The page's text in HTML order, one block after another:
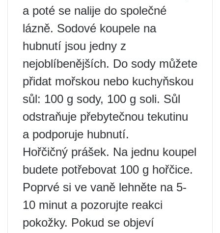
a poté se nalije do společné
lázně. Sodové koupele na
hubnutí jsou jedny z
nejoblíbenějších. Do sody můžete
přidat mořskou nebo kuchyňskou
sůl: 100 g sody, 100 g soli. Sůl
odstraňuje přebytečnou tekutinu
a podporuje hubnutí.
Hořčičný prášek. Na jednu koupel
budete potřebovat 100 g hořčice.
Poprvé si ve vaně lehněte na 5-
10 minut a pozorujte reakci
pokožky. Pokud se objeví